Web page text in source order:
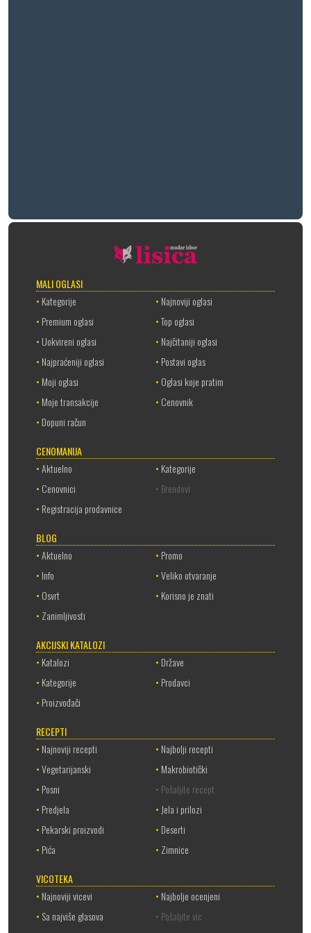
MALI OGLASI
• Kategorije • Najnoviji oglasi
• Premium oglasi •Top oglasi
• Uokvireni oglasi • Najčitaniji oglasi
• Najpraćeniji oglasi • Postavi oglas
• Moji oglasi • Oglasi koje pratim
• Moje transakcije • Cenovnik
• Dopuni račun
CENOMANIJA
•Aktuelno • Kategorije
• Cenovnici
• Brendovi
• Registracija prodavnice
BLOG
•Aktuelno • Promo
• Info •Veliko otvaranje
• Osvrt • Korisno je znati
• Zanimljivosti
AKCIJSKI KATALOZI
• Katalozi • Države
• Kategorije • Prodavci
• Proizvođači
RECEPTI
• Najnoviji recepti • Najbolji recepti
•Vegetarijanski • Makrobiotički
• Posni
• Pošaljite recept
• Predjela • Jela i prilozi
• Pekarski proizvodi • Deserti
• Pića • Zimnice
VICOTEKA
• Najnoviji vicevi • Najbolje ocenjeni
• Sa najviše glasova • Pošaljite vic